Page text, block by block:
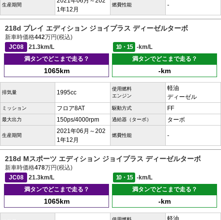
生産期間
1年12月
燃費性能 -
218d プレイ エディション ジョイプラス ディーゼルターボ
新車時価格442万円(税込)
JC08
21.3km/L 10・15
-km/L
満タンでどこまで走る？
1065km
満タンでどこまで走る？
-km
排気量 1995cc
使用燃料
エンジン
軽油
ディーゼル
ミッション フロア8AT 駆動方式 FF
最大出力 150ps/4000rpm 過給器（ターボ） ターボ
生産期間
2021年06月～202
1年12月
燃費性能 -
218d Mスポーツ エディション ジョイプラス ディーゼルターボ
新車時価格478万円(税込)
JC08
21.3km/L 10・15
-km/L
満タンでどこまで走る？
1065km
満タンでどこまで走る？
-km